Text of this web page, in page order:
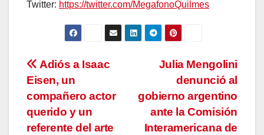
Twitter: https://twitter.com/MegafonoQuilmes
Navegación
de
entradas
Julia Mengolini
denunció al
gobierno argentino
ante la Comisión
Interamericana de
Adiós a Isaac
Eisen, un
compañero actor
querido y un
referente del arte